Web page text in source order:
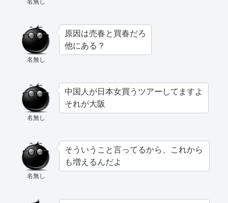
名無し
名無し
原因は売春と買春だろ
他にある？
名無し
中国人が日本女買うツアーしてますよ
それが大阪
名無し
そういうこと言ってるから、これから
も増えるんだよ